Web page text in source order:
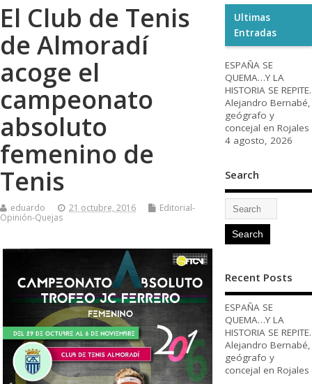
El Club de Tenis
de Almoradí
acoge el
campeonato
absoluto
femenino de
Tenis
eduardo 21 octubre, 2016
Editorial-
Opinión-Quejas
Ultimas
Entradas
ESPAÑA SE
QUEMA…Y LA
HISTORIA SE REPITE.
Alejandro Bernabé,
geógrafo y
concejal en Rojales
4 agosto, 2026
Search
Recent Posts
ESPAÑA SE
QUEMA…Y LA
HISTORIA SE REPITE.
Alejandro Bernabé,
geógrafo y
concejal en Rojales